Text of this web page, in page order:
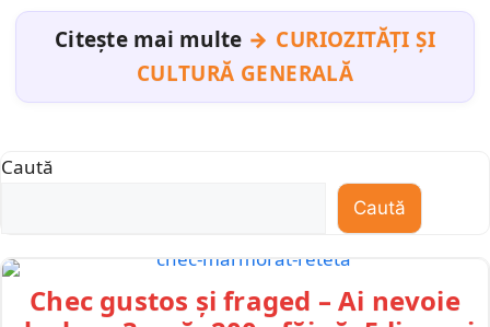
Citește mai multe
CURIOZITĂȚI ȘI
CULTURĂ GENERALĂ
Caută
Caută
Chec gustos și fraged – Ai nevoie